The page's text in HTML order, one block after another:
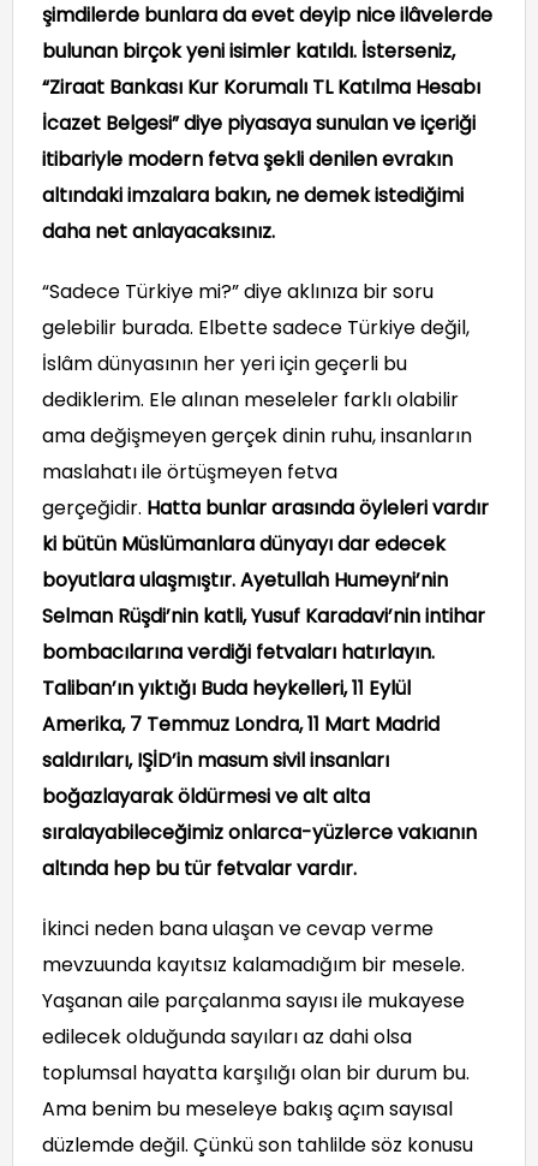
şimdilerde bunlara da evet deyip nice ilâvelerde
bulunan birçok yeni isimler katıldı. İsterseniz,
“Ziraat Bankası Kur Korumalı TL Katılma Hesabı
İcazet Belgesi” diye piyasaya sunulan ve içeriği
itibariyle modern fetva şekli denilen evrakın
altındaki imzalara bakın, ne demek istediğimi
daha net anlayacaksınız.
“Sadece Türkiye mi?” diye aklınıza bir soru
gelebilir burada. Elbette sadece Türkiye değil,
İslâm dünyasının her yeri için geçerli bu
dediklerim. Ele alınan meseleler farklı olabilir
ama değişmeyen gerçek dinin ruhu, insanların
maslahatı ile örtüşmeyen fetva
gerçeğidir. Hatta bunlar arasında öyleleri vardır
ki bütün Müslümanlara dünyayı dar edecek
boyutlara ulaşmıştır.Ayetullah Humeyni’nin
Selman Rüşdi’nin katli, Yusuf Karadavi’nin intihar
bombacılarına verdiği fetvaları hatırlayın.
Taliban’ın yıktığı Buda heykelleri, 11 Eylül
Amerika, 7 Temmuz Londra, 11 Mart Madrid
saldırıları, IŞİD’in masum sivil insanları
boğazlayarak öldürmesi ve alt alta
sıralayabileceğimiz onlarca-yüzlerce vakıanın
altında hep bu tür fetvalar vardır.
İkinci neden bana ulaşan ve cevap verme
mevzuunda kayıtsız kalamadığım bir mesele.
Yaşanan aile parçalanma sayısı ile mukayese
edilecek olduğunda sayıları az dahi olsa
toplumsal hayatta karşılığı olan bir durum bu.
Ama benim bu meseleye bakış açım sayısal
düzlemde değil. Çünkü son tahlilde söz konusu